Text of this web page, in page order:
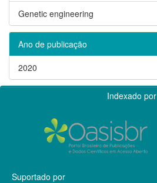
Genetic engineering
Ano de publicação
2020
Indexado por
Suportado por